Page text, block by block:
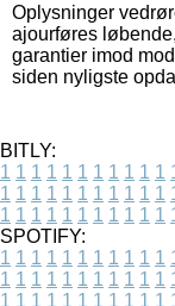
Oplysninger
ajourføres
garantier imod
siden nyligste
BITLY:
1 1 1 1 1 1 1 1 1 1 1
1 1 1 1 1 1 1 1 1 1 1
1 1 1 1 1 1 1 1 1 1 1
SPOTIFY:
1 1 1 1 1 1 1 1 1 1 1
1 1 1 1 1 1 1 1 1 1 1
1 1 1 1 1 1 1 1 1 1 1